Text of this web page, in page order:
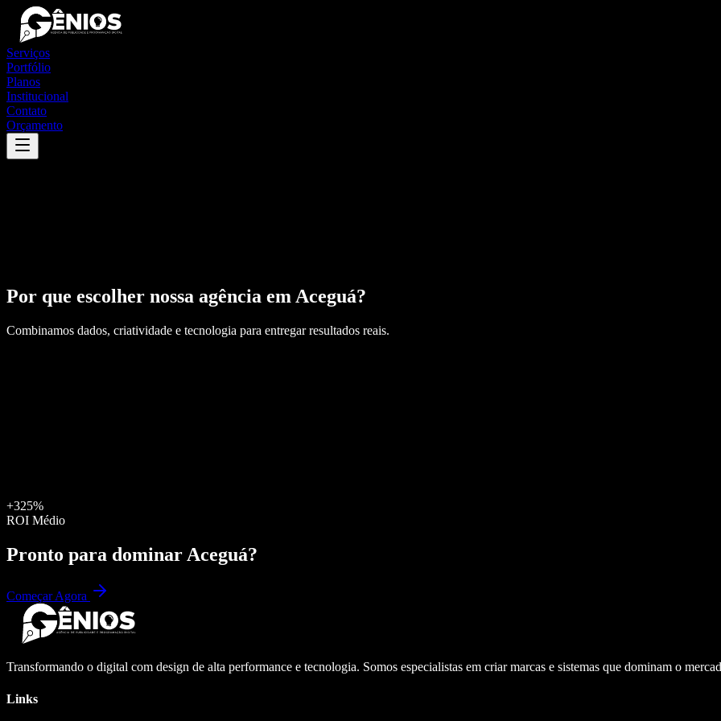
Serviços
Portfólio
Planos
Institucional
Contato
Orçamento
Por que escolher nossa agência em Aceguá?
Combinamos dados, criatividade e tecnologia para entregar resultados reais.
+325%
ROI Médio
Pronto para dominar Aceguá?
Começar Agora
Transformando o digital com design de alta performance e tecnologia. Somos especialistas em criar marcas e sistemas que dominam o
Links